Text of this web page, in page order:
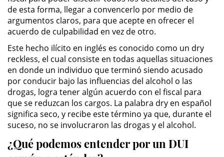
Falsificación o Alteración de una
Prescripción Médica
Malversación de Fondos
Presentación de Documentos
Falsos
Robo de Identidad
Delitos De Drogas
Conducir Bajo la Influencia de
Drogas - DUID
de esta forma, llegar a convencerlo por medio de
argumentos claros, para que acepte en ofrecer el
acuerdo de culpabilidad en vez de otro.
Este hecho ilícito en inglés es conocido como un dry
reckless, el cual consiste en todas aquellas situaciones
en donde un individuo que terminó siendo acusado
por conducir bajo las influencias del alcohol o las
drogas, logra tener algún acuerdo con el fiscal para
que se reduzcan los cargos. La palabra dry en español
significa seco, y recibe este término ya que, durante el
suceso, no se involucraron las drogas y el alcohol.
¿Qué podemos entender por un DUI